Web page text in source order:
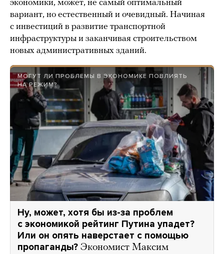
экономики, может, не самый оптимальный
вариант, но естественный и очевидный. Начиная
с инвестиций в развитие транспортной
инфраструктуры и заканчивая строительством
новых административных зданий.
МОГУТ ЛИ ПРОБЛЕМЫ В ЭКОНОМИКЕ ПОВЛИЯТЬ
НА РЕЖИМ?
Ну, может, хотя бы из-за проблем
с экономикой рейтинг Путина упадет?
Или он опять наверстает с помощью
пропаганды? Экономист Максим